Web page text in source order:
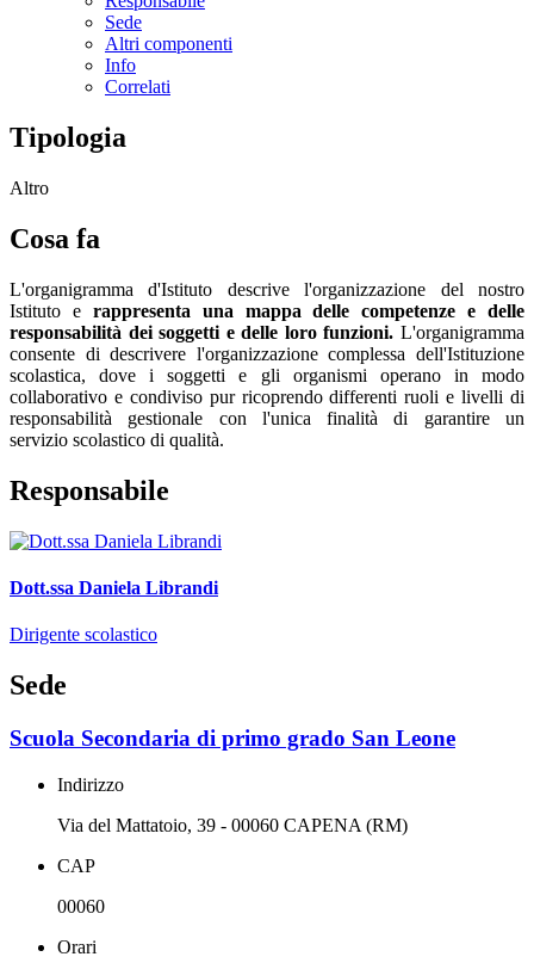
Sede
Altri componenti
Info
Correlati
Tipologia
Altro
Cosa fa
L'organigramma d'Istituto descrive l'organizzazione del nostro
Istituto e rappresenta una mappa delle competenze e delle
responsabilità dei soggetti e delle loro funzioni. L'organigramma
consente di descrivere l'organizzazione complessa dell'Istituzione
scolastica, dove i soggetti e gli organismi operano in modo
collaborativo e condiviso pur ricoprendo differenti ruoli e livelli di
responsabilità gestionale con l'unica finalità di garantire un
servizio scolastico di qualità.
Responsabile
Dott.ssa Daniela Librandi
Dirigente scolastico
Sede
Scuola Secondaria di primo grado San Leone
Indirizzo
Via del Mattatoio, 39 - 00060 CAPENA (RM)
CAP
00060
Orari